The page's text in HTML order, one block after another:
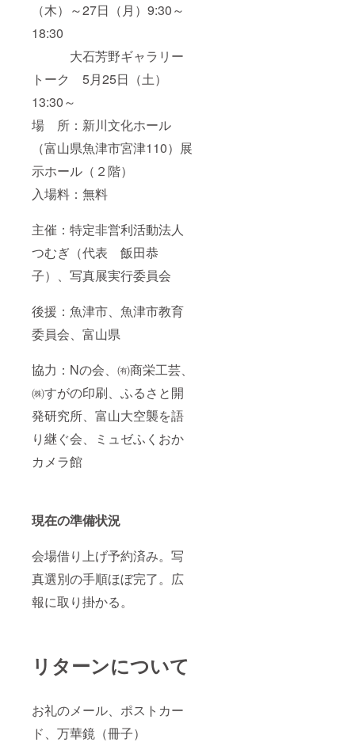
（木）～27日（月）9:30～
18:30
大石芳野ギャラリー
トーク 5月25日（土）
13:30～
場 所：新川文化ホール
（富山県魚津市宮津110）展
示ホール（２階）
入場料：無料
主催：特定非営利活動法人
つむぎ（代表 飯田恭
子）、写真展実行委員会
後援：魚津市、魚津市教育
委員会、富山県
協力：Nの会、㈲商栄工芸、
㈱すがの印刷、ふるさと開
発研究所、富山大空襲を語
り継ぐ会、ミュゼふくおか
カメラ館
現在の準備状況
会場借り上げ予約済み。写
真選別の手順ほぼ完了。広
報に取り掛かる。
リターンについて
お礼のメール、ポストカー
ド、万華鏡（冊子）